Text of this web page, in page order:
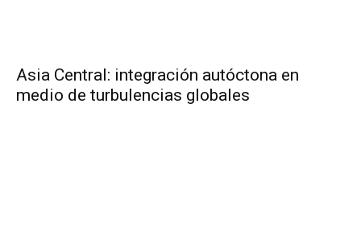
Asia Central: integración autóctona en
medio de turbulencias globales